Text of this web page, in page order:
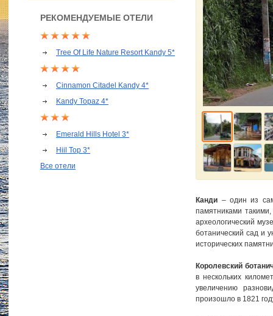
РЕКОМЕНДУЕМЫЕ ОТЕЛИ
Tree Of Life Nature Resort Kandy 5*
Cinnamon Citadel Kandy 4*
Kandy Topaz 4*
Emerald Hills Hotel 3*
Hiil Top 3*
Все отели
Канди – один из
памятниками
археологический
ботанический сад и
исторических
Королевский
в нескольких
увеличению
произошло в 1821